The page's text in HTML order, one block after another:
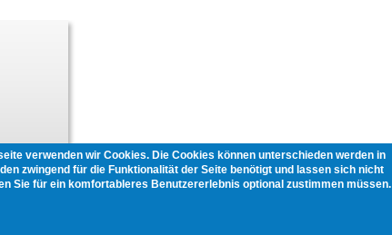
verwenden wir Cookies. Die Cookies können unterschieden werden in
zwingend für die Funktionalität der Seite benötigt und lassen sich nicht
Sie für ein komfortableres Benutzererlebnis optional zustimmen müssen.